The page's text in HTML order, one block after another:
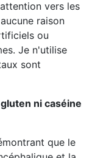
vers les
raison
ou
Je n'utilise
sont
ni caséine
que le